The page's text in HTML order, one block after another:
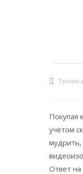
Техника
Покупая
учётом
мудрить,
Ответ на